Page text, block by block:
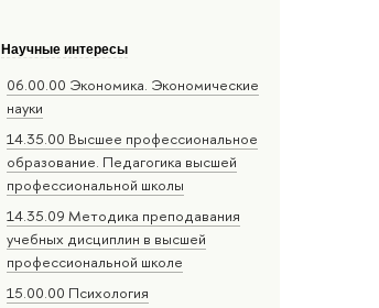
Научные интересы
06.00.00 Экономика. Экономические
науки
14.35.00 Высшее профессиональное
образование. Педагогика высшей
профессиональной школы
14.35.09 Методика преподавания
учебных дисциплин в высшей
профессиональной школе
15.00.00 Психология